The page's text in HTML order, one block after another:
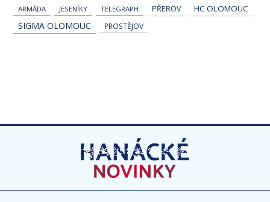
ARMÁDA
JESENÍKY TELEGRAPH PŘEROV HC OLOMOUC
SIGMA OLOMOUC PROSTĚJOV